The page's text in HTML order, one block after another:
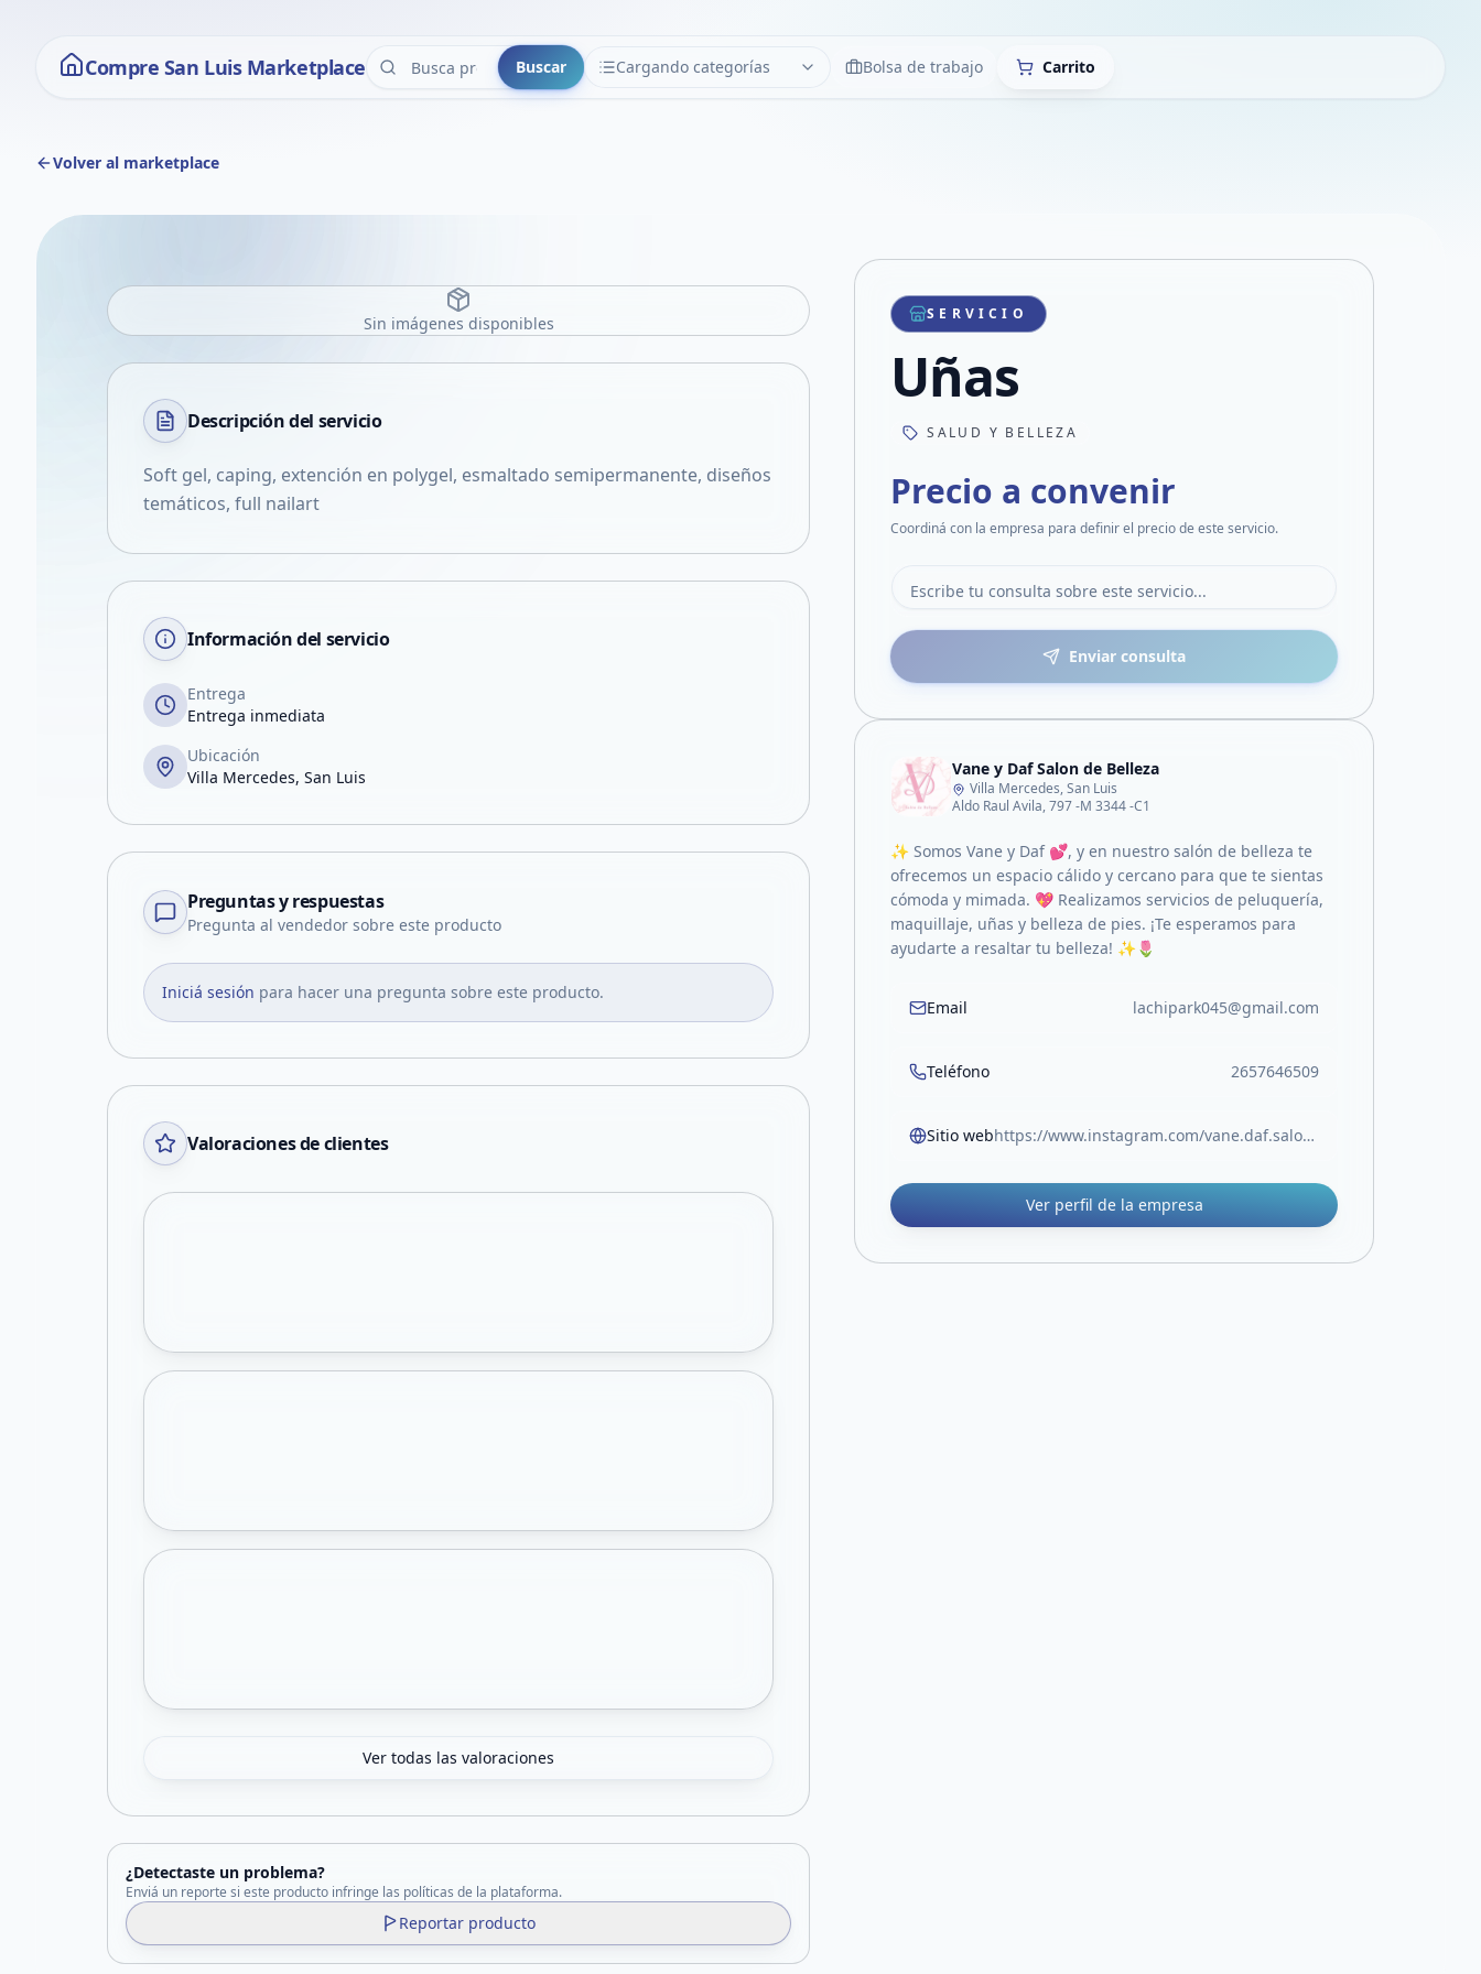
Compre San Luis Marketplace Buscar Cargando categorías
CATEGORÍAS LimpiarBolsa de trabajo Carrito
Volver al marketplace
Sin imágenes disponibles
Descripción del servicio
Soft gel, caping, extención en polygel, esmaltado semipermanente, diseños
temáticos, full nailart
Información del servicio
Entrega
Entrega inmediata
Ubicación
Villa Mercedes, San Luis
Preguntas y respuestas
Pregunta al vendedor sobre este producto
Iniciá sesión para hacer una pregunta sobre este producto.
Valoraciones de clientes
Ver todas las valoraciones
¿Detectaste un problema?
Enviá un reporte si este producto infringe las políticas de la plataforma.
Reportar producto
SERVICIO
Uñas
SALUD Y BELLEZA
Precio a convenir
Coordiná con la empresa para definir el precio de este servicio.
Enviar consulta
Vane y Daf Salon de Belleza
Villa Mercedes, San Luis
Aldo Raul Avila, 797 -M 3344 -C1
✨ Somos Vane y Daf 💕, y en nuestro salón de belleza te
ofrecemos un espacio cálido y cercano para que te sientas
cómoda y mimada. 💖 Realizamos servicios de peluquería,
maquillaje, uñas y belleza de pies. ¡Te esperamos para
ayudarte a resaltar tu belleza! ✨🌷
Email lachipark045@gmail.com
Teléfono 2657646509
Sitio web https://www.instagram.com/vane.daf.salon?igsh=MW1kMmR4eWx1OTFlbA==
Ver perfil de la empresa